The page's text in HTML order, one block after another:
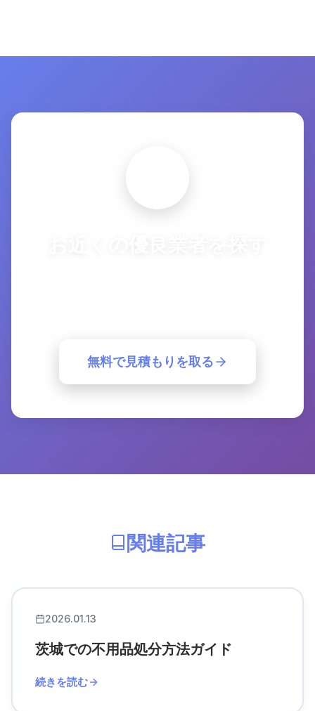
無料で見積もりを取る
関連記事
2026.01.13
茨城での不用品処分方法ガイド
続きを読む